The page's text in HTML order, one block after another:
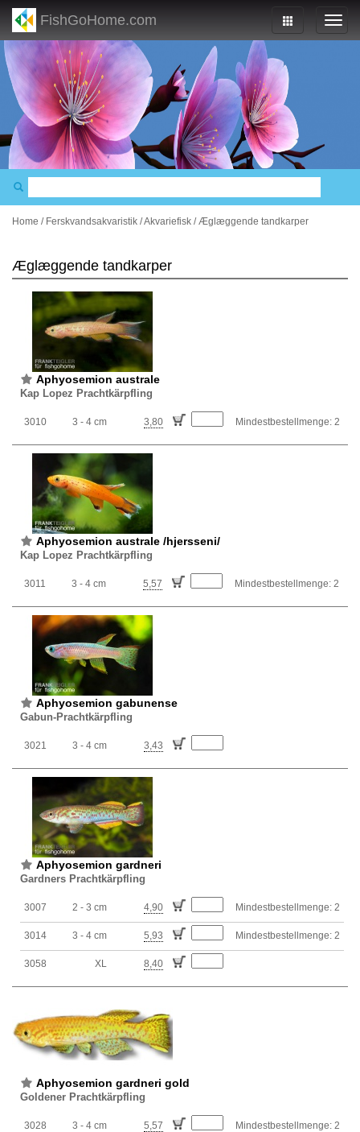
FishGoHome.com
Home / Ferskvandsakvaristik /Akvariefisk /Æglæggende tandkarper
Æglæggende tandkarper
Aphyosemion australe
Kap Lopez Prachtkärpfling
3010 3 - 4 cm 3,80 Mindestbestellmenge: 2
Aphyosemion australe /hjersseni/
Kap Lopez Prachtkärpfling
3011 3 - 4 cm 5,57 Mindestbestellmenge: 2
Aphyosemion gabunense
Gabun-Prachtkärpfling
3021 3 - 4 cm 3,43
Aphyosemion gardneri
Gardners Prachtkärpfling
3007 2 - 3 cm 4,90 Mindestbestellmenge: 2
3014 3 - 4 cm 5,93 Mindestbestellmenge: 2
3058 XL 8,40
Aphyosemion gardneri gold
Goldener Prachtkärpfling
3028 3 - 4 cm 5,57 Mindestbestellmenge: 2